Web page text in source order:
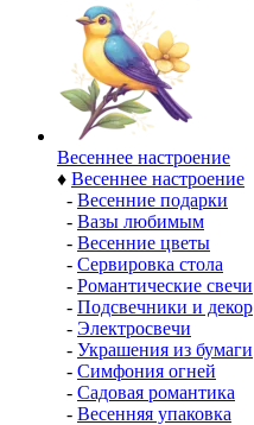
Весеннее настроение
♦ Весеннее настроение
- Весенние подарки
- Вазы любимым
- Весенние цветы
- Сервировка стола
- Романтические свечи
- Подсвечники и декор
- Электросвечи
- Украшения из бумаги
- Симфония огней
- Садовая романтика
- Весенняя упаковка